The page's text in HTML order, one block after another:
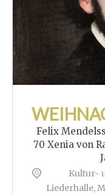
Felix
70 Xenia
Kultur-
Liederhalle,